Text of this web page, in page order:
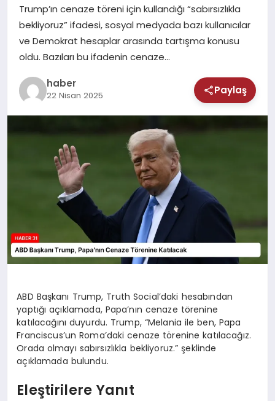
TEKNOLOJI
Trump’ın cenaze töreni için kullandığı “sabırsızlıkla
bekliyoruz” ifadesi, sosyal medyada bazı kullanıcılar
ve Demokrat hesaplar arasında tartışma konusu
oldu. Bazıları bu ifadenin cenaze…
haber
22 Nisan 2025 Paylaş
ABD Başkanı Trump, Truth Social’daki hesabından
yaptığı açıklamada, Papa’nın cenaze törenine
katılacağını duyurdu. Trump, “Melania ile ben, Papa
Franciscus’un Roma’daki cenaze törenine katılacağız.
Orada olmayı sabırsızlıkla bekliyoruz.” şeklinde
açıklamada bulundu.
Eleştirilere Yanıt